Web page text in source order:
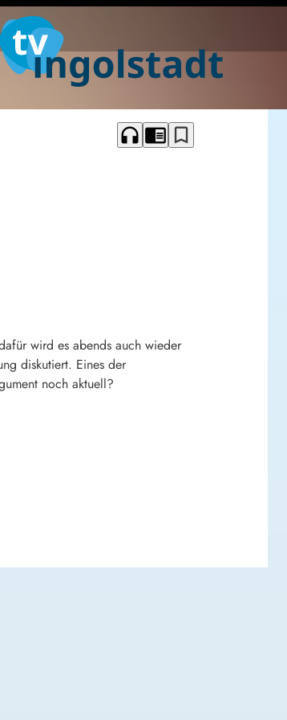
headphones chrome_reader_mode bookmark_border
wird es abends auch wieder
diskutiert. Eines der
noch aktuell?